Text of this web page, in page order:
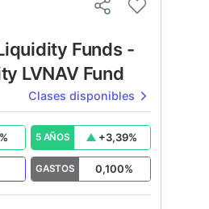
Funds -
LVNAV Fund
Clases disponibles
% 5 AÑOS +3,39%
GASTOS 0,100%